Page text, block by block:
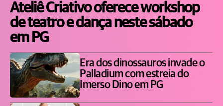
Ateliê Criativo oferece workshop
de teatro e dança neste sábado
em PG
Era dos dinossauros invade o
Palladium com estreia do
Imerso Dino em PG